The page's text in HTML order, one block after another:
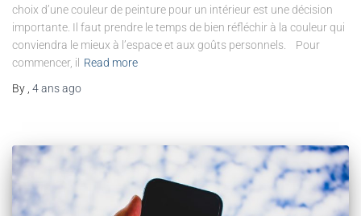
choix d’une couleur de peinture pour un intérieur est une décision
importante. Il faut prendre le temps de bien réfléchir à la couleur qui
conviendra le mieux à l’espace et aux goûts personnels. Pour
commencer, il
Read more
By , 4 ansago